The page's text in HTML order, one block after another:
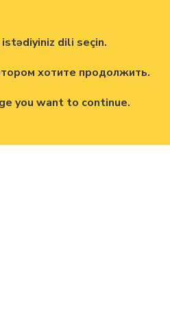
dili seçin.
хотите продолжить.
you want to continue.